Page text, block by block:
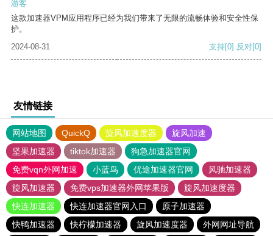
游客
这款加速器VPM应用程序已经为我们带来了无限的流畅体验和安全性保
护。
2024-08-31
支持[0] 反对[0]
友情链接
网站地图 QuickQ 旋风加速度器
旋风加速
坚果加速器
tiktok加速器
狗急加速器官网
免费vqn外网加速
小蓝鸟 优途加速器官网
风驰加速器
旋风加速器
免费vps加速器外网苹果版
旋风加速度器
快连加速器
快连加速器官网入口
原子加速器
快鸭加速器
快柠檬加速器 旋风加速度器
外网网址导航